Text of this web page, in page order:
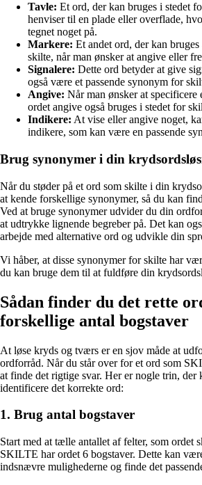
Tavle: Et ord, der kan bruges i stedet
henviser til en plade eller overflade,
tegnet noget på.
Markere: Et andet ord, der kan
skilte, når man ønsker at angive eller
Signalere: Dette ord betyder at give
også være et passende synonym for
Angive: Når man ønsker at specificere
ordet angive også bruges i stedet for
Indikere: At vise eller angive noget,
indikere, som kan være en passende
Brug synonymer i din
Når du støder på et ord som skilte i din
at kende forskellige synonymer, så du kan
Ved at bruge synonymer udvider du din
at udtrykke lignende begreber på. Det kan
arbejde med alternative ord og udvikle din
Vi håber, at disse synonymer for skilte har
du kan bruge dem til at fuldføre din
Sådan finder du det rette
forskellige antal bogstaver
At løse kryds og tværs er en sjov måde at
ordforråd. Når du står over for et ord som
at finde det rigtige svar. Her er nogle trin,
identificere det korrekte ord:
1. Brug antal bogstaver
Start med at tælle antallet af felter, som
SKILTE har ordet 6 bogstaver. Dette kan
indsnævre mulighederne og finde det